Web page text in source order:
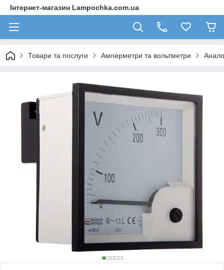
Інтернет-магазин Lampochka.com.ua
Товари та послуги Амперметри та вольтметри